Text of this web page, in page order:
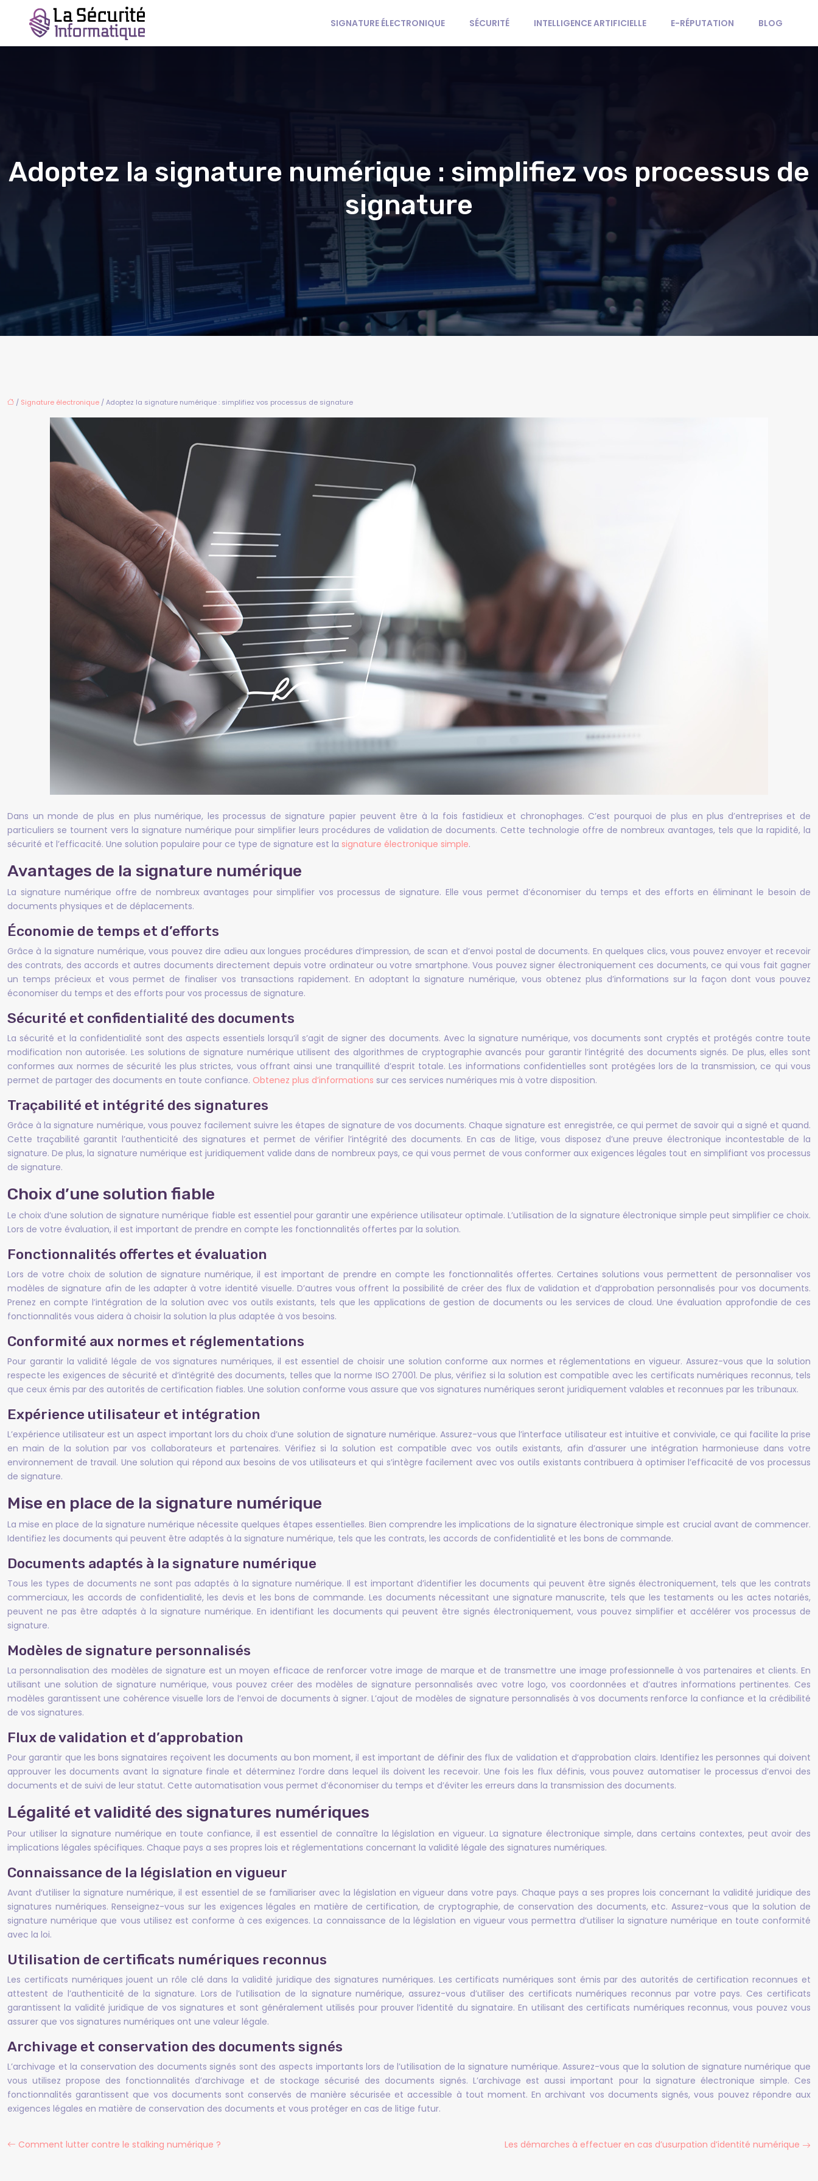
SIGNATURE ÉLECTRONIQUE SÉCURITÉ INTELLIGENCE ARTIFICIELLE E-RÉPUTATION BLOG
Adoptez la signature numérique : simplifiez vos processus de
signature
/ Signature électronique / Adoptez la signature numérique : simplifiez vos processus de signature
Dans un monde de plus en plus numérique, les processus de signature papier peuvent être à la fois fastidieux et chronophages. C’est pourquoi de plus en plus d’entreprises et de
particuliers se tournent vers la signature numérique pour simplifier leurs procédures de validation de documents. Cette technologie offre de nombreux avantages, tels que la rapidité, la
sécurité et l’efficacité. Une solution populaire pour ce type de signature est la signature électronique simple.
Avantages de la signature numérique
La signature numérique offre de nombreux avantages pour simplifier vos processus de signature. Elle vous permet d’économiser du temps et des efforts en éliminant le besoin de
documents physiques et de déplacements.
Économie de temps et d’efforts
Grâce à la signature numérique, vous pouvez dire adieu aux longues procédures d’impression, de scan et d’envoi postal de documents. En quelques clics, vous pouvez envoyer et recevoir
des contrats, des accords et autres documents directement depuis votre ordinateur ou votre smartphone. Vous pouvez signer électroniquement ces documents, ce qui vous fait gagner
un temps précieux et vous permet de finaliser vos transactions rapidement. En adoptant la signature numérique, vous obtenez plus d’informations sur la façon dont vous pouvez
économiser du temps et des efforts pour vos processus de signature.
Sécurité et confidentialité des documents
La sécurité et la confidentialité sont des aspects essentiels lorsqu’il s’agit de signer des documents. Avec la signature numérique, vos documents sont cryptés et protégés contre toute
modification non autorisée. Les solutions de signature numérique utilisent des algorithmes de cryptographie avancés pour garantir l’intégrité des documents signés. De plus, elles sont
conformes aux normes de sécurité les plus strictes, vous offrant ainsi une tranquillité d’esprit totale. Les informations confidentielles sont protégées lors de la transmission, ce qui vous
permet de partager des documents en toute confiance. Obtenez plus d’informations sur ces services numériques mis à votre disposition.
Traçabilité et intégrité des signatures
Grâce à la signature numérique, vous pouvez facilement suivre les étapes de signature de vos documents. Chaque signature est enregistrée, ce qui permet de savoir qui a signé et quand.
Cette traçabilité garantit l’authenticité des signatures et permet de vérifier l’intégrité des documents. En cas de litige, vous disposez d’une preuve électronique incontestable de la
signature. De plus, la signature numérique est juridiquement valide dans de nombreux pays, ce qui vous permet de vous conformer aux exigences légales tout en simplifiant vos processus
de signature.
Choix d’une solution fiable
Le choix d’une solution de signature numérique fiable est essentiel pour garantir une expérience utilisateur optimale. L’utilisation de la signature électronique simple peut simplifier ce choix.
Lors de votre évaluation, il est important de prendre en compte les fonctionnalités offertes par la solution.
Fonctionnalités offertes et évaluation
Lors de votre choix de solution de signature numérique, il est important de prendre en compte les fonctionnalités offertes. Certaines solutions vous permettent de personnaliser vos
modèles de signature afin de les adapter à votre identité visuelle. D’autres vous offrent la possibilité de créer des flux de validation et d’approbation personnalisés pour vos documents.
Prenez en compte l’intégration de la solution avec vos outils existants, tels que les applications de gestion de documents ou les services de cloud. Une évaluation approfondie de ces
fonctionnalités vous aidera à choisir la solution la plus adaptée à vos besoins.
Conformité aux normes et réglementations
Pour garantir la validité légale de vos signatures numériques, il est essentiel de choisir une solution conforme aux normes et réglementations en vigueur. Assurez-vous que la solution
respecte les exigences de sécurité et d’intégrité des documents, telles que la norme ISO 27001. De plus, vérifiez si la solution est compatible avec les certificats numériques reconnus, tels
que ceux émis par des autorités de certification fiables. Une solution conforme vous assure que vos signatures numériques seront juridiquement valables et reconnues par les tribunaux.
Expérience utilisateur et intégration
L’expérience utilisateur est un aspect important lors du choix d’une solution de signature numérique. Assurez-vous que l’interface utilisateur est intuitive et conviviale, ce qui facilite la prise
en main de la solution par vos collaborateurs et partenaires. Vérifiez si la solution est compatible avec vos outils existants, afin d’assurer une intégration harmonieuse dans votre
environnement de travail. Une solution qui répond aux besoins de vos utilisateurs et qui s’intègre facilement avec vos outils existants contribuera à optimiser l’efficacité de vos processus
de signature.
Mise en place de la signature numérique
La mise en place de la signature numérique nécessite quelques étapes essentielles. Bien comprendre les implications de la signature électronique simple est crucial avant de commencer.
Identifiez les documents qui peuvent être adaptés à la signature numérique, tels que les contrats, les accords de confidentialité et les bons de commande.
Documents adaptés à la signature numérique
Tous les types de documents ne sont pas adaptés à la signature numérique. Il est important d’identifier les documents qui peuvent être signés électroniquement, tels que les contrats
commerciaux, les accords de confidentialité, les devis et les bons de commande. Les documents nécessitant une signature manuscrite, tels que les testaments ou les actes notariés,
peuvent ne pas être adaptés à la signature numérique. En identifiant les documents qui peuvent être signés électroniquement, vous pouvez simplifier et accélérer vos processus de
signature.
Modèles de signature personnalisés
La personnalisation des modèles de signature est un moyen efficace de renforcer votre image de marque et de transmettre une image professionnelle à vos partenaires et clients. En
utilisant une solution de signature numérique, vous pouvez créer des modèles de signature personnalisés avec votre logo, vos coordonnées et d’autres informations pertinentes. Ces
modèles garantissent une cohérence visuelle lors de l’envoi de documents à signer. L’ajout de modèles de signature personnalisés à vos documents renforce la confiance et la crédibilité
de vos signatures.
Flux de validation et d’approbation
Pour garantir que les bons signataires reçoivent les documents au bon moment, il est important de définir des flux de validation et d’approbation clairs. Identifiez les personnes qui doivent
approuver les documents avant la signature finale et déterminez l’ordre dans lequel ils doivent les recevoir. Une fois les flux définis, vous pouvez automatiser le processus d’envoi des
documents et de suivi de leur statut. Cette automatisation vous permet d’économiser du temps et d’éviter les erreurs dans la transmission des documents.
Légalité et validité des signatures numériques
Pour utiliser la signature numérique en toute confiance, il est essentiel de connaître la législation en vigueur. La signature électronique simple, dans certains contextes, peut avoir des
implications légales spécifiques. Chaque pays a ses propres lois et réglementations concernant la validité légale des signatures numériques.
Connaissance de la législation en vigueur
Avant d’utiliser la signature numérique, il est essentiel de se familiariser avec la législation en vigueur dans votre pays. Chaque pays a ses propres lois concernant la validité juridique des
signatures numériques. Renseignez-vous sur les exigences légales en matière de certification, de cryptographie, de conservation des documents, etc. Assurez-vous que la solution de
signature numérique que vous utilisez est conforme à ces exigences. La connaissance de la législation en vigueur vous permettra d’utiliser la signature numérique en toute conformité
avec la loi.
Utilisation de certificats numériques reconnus
Les certificats numériques jouent un rôle clé dans la validité juridique des signatures numériques. Les certificats numériques sont émis par des autorités de certification reconnues et
attestent de l’authenticité de la signature. Lors de l’utilisation de la signature numérique, assurez-vous d’utiliser des certificats numériques reconnus par votre pays. Ces certificats
garantissent la validité juridique de vos signatures et sont généralement utilisés pour prouver l’identité du signataire. En utilisant des certificats numériques reconnus, vous pouvez vous
assurer que vos signatures numériques ont une valeur légale.
Archivage et conservation des documents signés
L’archivage et la conservation des documents signés sont des aspects importants lors de l’utilisation de la signature numérique. Assurez-vous que la solution de signature numérique que
vous utilisez propose des fonctionnalités d’archivage et de stockage sécurisé des documents signés. L’archivage est aussi important pour la signature électronique simple. Ces
fonctionnalités garantissent que vos documents sont conservés de manière sécurisée et accessible à tout moment. En archivant vos documents signés, vous pouvez répondre aux
exigences légales en matière de conservation des documents et vous protéger en cas de litige futur.
Comment lutter contre le stalking numérique ? Les démarches à effectuer en cas d’usurpation d’identité numérique